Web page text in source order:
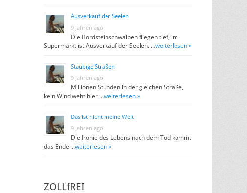
Ausverkauf der Seelen
9 Jahren ago
Die Bordsteinschwalben fliegen tief, im
Supermarkt ist Ausverkauf der Seelen. …weiterlesen »
Staubige Straßen
9 Jahren ago
Millionen Stunden in der gleichen Straße,
kein Wind weht hier …weiterlesen »
Das ist nicht meine Welt
9 Jahren ago
Die Ironie des Lebens nach dem Tod kommt
das Ende …weiterlesen »
ZOLLfREI